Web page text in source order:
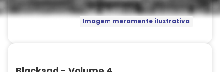
Imagem meramente ilustrativa